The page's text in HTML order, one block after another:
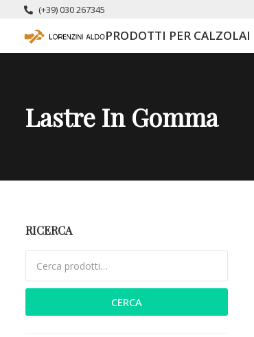
(+39) 030 267345
PRODOTTI PER CALZOLAI
Lastre In Gomma
RICERCA
CERCA